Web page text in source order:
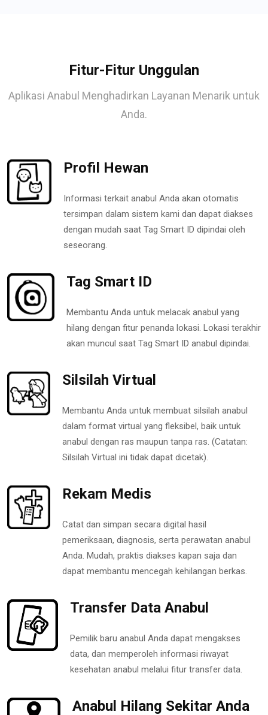
Fitur-Fitur Unggulan
Aplikasi Anabul Menghadirkan Layanan Menarik untuk
Anda.
Profil Hewan
Informasi terkait anabul Anda akan otomatis
tersimpan dalam sistem kami dan dapat diakses
dengan mudah saat Tag Smart ID dipindai oleh
seseorang.
Tag Smart ID
Membantu Anda untuk melacak anabul yang
hilang dengan fitur penanda lokasi. Lokasi terakhir
akan muncul saat Tag Smart ID anabul dipindai.
Silsilah Virtual
Membantu Anda untuk membuat silsilah anabul
dalam format virtual yang fleksibel, baik untuk
anabul dengan ras maupun tanpa ras. (Catatan:
Silsilah Virtual ini tidak dapat dicetak).
Rekam Medis
Catat dan simpan secara digital hasil
pemeriksaan, diagnosis, serta perawatan anabul
Anda. Mudah, praktis diakses kapan saja dan
dapat membantu mencegah kehilangan berkas.
Transfer Data Anabul
Pemilik baru anabul Anda dapat mengakses
data, dan memperoleh informasi riwayat
kesehatan anabul melalui fitur transfer data.
Anabul Hilang Sekitar Anda